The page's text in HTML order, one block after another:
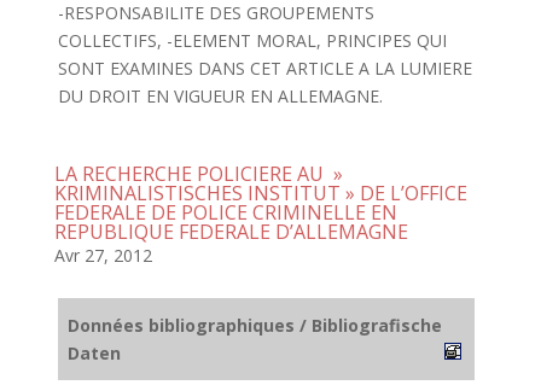
-RESPONSABILITE DES GROUPEMENTS
COLLECTIFS, -ELEMENT MORAL, PRINCIPES QUI
SONT EXAMINES DANS CET ARTICLE A LA LUMIERE
DU DROIT EN VIGUEUR EN ALLEMAGNE.
LA RECHERCHE POLICIERE AU »
KRIMINALISTISCHES INSTITUT » DE L’OFFICE
FEDERALE DE POLICE CRIMINELLE EN
REPUBLIQUE FEDERALE D’ALLEMAGNE
Avr 27, 2012
Données bibliographiques / Bibliografische
Daten